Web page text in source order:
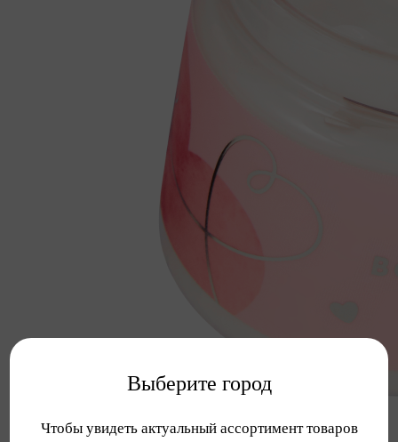
Выберите город
Чтобы увидеть актуальный ассортимент товаров